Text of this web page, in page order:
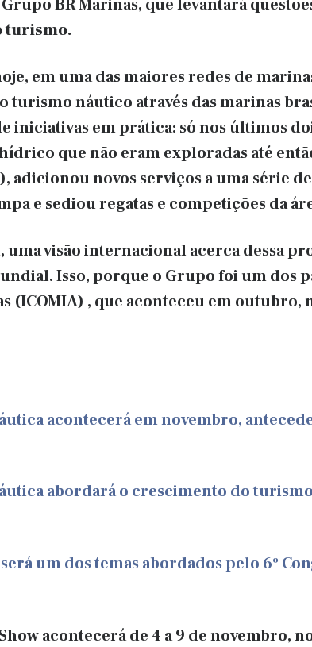
BR Marinas, que levantará
turismo.
em uma das maiores redes de
turismo náutico através das marinas
iniciativas em prática: só nos últimos
que não eram exploradas até
adicionou novos serviços a uma série
e sediou regatas e competições da
uma visão internacional acerca dessa
Isso, porque o Grupo foi um dos
(ICOMIA) , que aconteceu em outubro,
acontecerá em novembro,
abordará o crescimento do
um dos temas abordados pelo 6º
acontecerá de 4 a 9 de novembro,